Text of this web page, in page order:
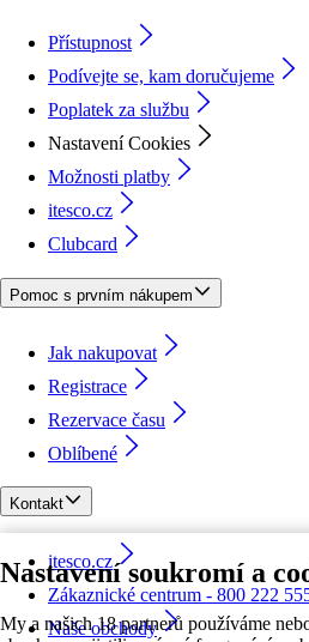
Nastavení soukromí a
My a našich 18 partnerů používáme
Přístupnost
Podívejte se, kam doručujeme
Poplatek za službu
Nastavení Cookies
Možnosti platby
itesco.cz
Clubcard
Pomoc s prvním nákupem
Jak nakupovat
Registrace
Rezervace času
Oblíbené
Kontakt
itesco.cz
Zákaznické centrum - 800 222
Naše obchody